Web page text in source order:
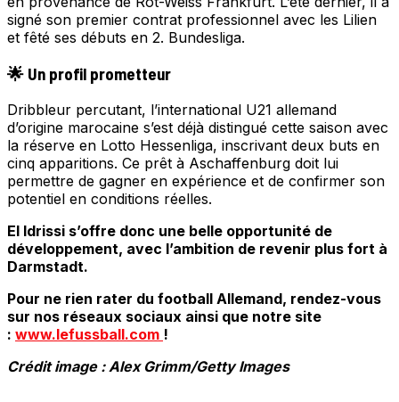
signé son premier contrat professionnel avec les Lilien
et fêté ses débuts en 2. Bundesliga.
🌟 Un profil prometteur
Dribbleur percutant, l’international U21 allemand
d’origine marocaine s’est déjà distingué cette saison avec
la réserve en Lotto Hessenliga, inscrivant deux buts en
cinq apparitions. Ce prêt à Aschaffenburg doit lui
permettre de gagner en expérience et de confirmer son
potentiel en conditions réelles.
El Idrissi s’offre donc une belle opportunité de
développement, avec l’ambition de revenir plus fort à
Darmstadt.
Pour ne rien rater du football Allemand, rendez-vous
sur nos réseaux sociaux ainsi que notre site
: www.lefussball.com !
Crédit image : Alex Grimm/Getty Images